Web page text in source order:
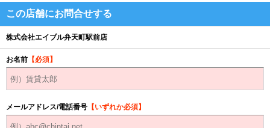
この店舗にお問合せする
株式会社エイブル弁天町駅前店
お名前 【必須】
メールアドレス/電話番号 【いずれか必須】